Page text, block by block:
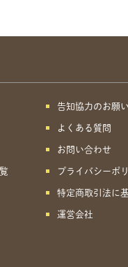
告知協力のお願い
よくある質問
お問い合わせ
プライバシーポ
特定商取引法に
運営会社